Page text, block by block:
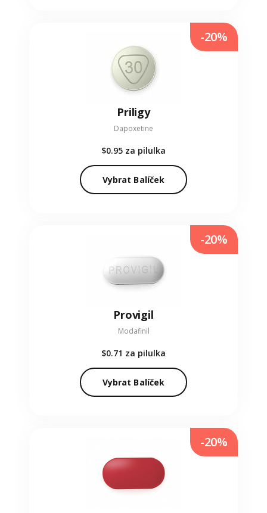
Priligy
Dapoxetine
$0.95 za pilulka
Vybrat Balíček
-20%
Provigil
Modafinil
$0.71 za pilulka
Vybrat Balíček
-20%
-20%